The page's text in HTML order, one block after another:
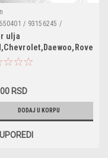
650401 / 93156245 /
/ O2001
ulja
RSD
DODAJ U KORPU
UPOREDI